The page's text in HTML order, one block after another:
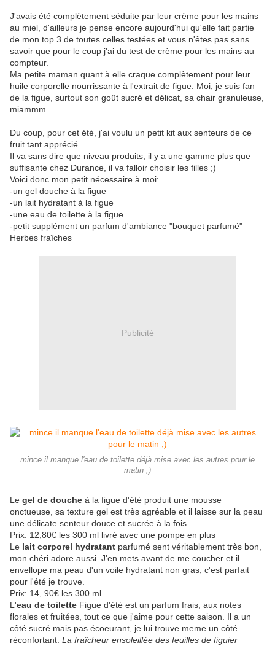
J'avais été complètement séduite par leur crème pour les mains
au miel, d'ailleurs je pense encore aujourd'hui qu'elle fait partie
de mon top 3 de toutes celles testées et vous n'êtes pas sans
savoir que pour le coup j'ai du test de crème pour les mains au
compteur.
Ma petite maman quant à elle craque complètement pour leur
huile corporelle nourrissante à l'extrait de figue. Moi, je suis fan
de la figue, surtout son goût sucré et délicat, sa chair granuleuse,
miammm.
Du coup, pour cet été, j'ai voulu un petit kit aux senteurs de ce
fruit tant apprécié.
Il va sans dire que niveau produits, il y a une gamme plus que
suffisante chez Durance, il va falloir choisir les filles ;)
Voici donc mon petit nécessaire à moi:
-un gel douche à la figue
-un lait hydratant à la figue
-une eau de toilette à la figue
-petit supplément un parfum d'ambiance "bouquet parfumé"
Herbes fraîches
Publicité
mince il manque l'eau de toilette déjà mise avec les autres pour le
matin ;)
Le gel de douche à la figue d'été produit une mousse
onctueuse, sa texture gel est très agréable et il laisse sur la peau
une délicate senteur douce et sucrée à la fois.
Prix: 12,80€ les 300 ml livré avec une pompe en plus
Le lait corporel hydratant parfumé sent véritablement très bon,
mon chéri adore aussi. J'en mets avant de me coucher et il
envellope ma peau d'un voile hydratant non gras, c'est parfait
pour l'été je trouve.
Prix: 14, 90€ les 300 ml
L'eau de toilette Figue d'été est un parfum frais, aux notes
florales et fruitées, tout ce que j'aime pour cette saison. Il a un
côté sucré mais pas écoeurant, je lui trouve meme un côté
réconfortant. La fraîcheur ensoleillée des feuilles de figuier